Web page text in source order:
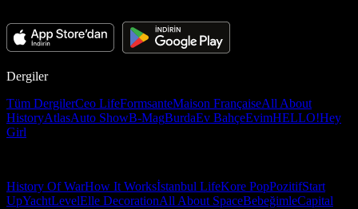
Dergiler
Tüm DergilerCeo LifeFormsanteMaison FrançaiseAll About
HistoryAtlasAuto ShowB-MagBurdaEv BahçeEvimHELLO!Hey
Girl
History Of WarHow It Worksİstanbul LifeKore PopPozitifStart
UpYachtLevelElle DecorationAll About SpaceBebeğimleCapital